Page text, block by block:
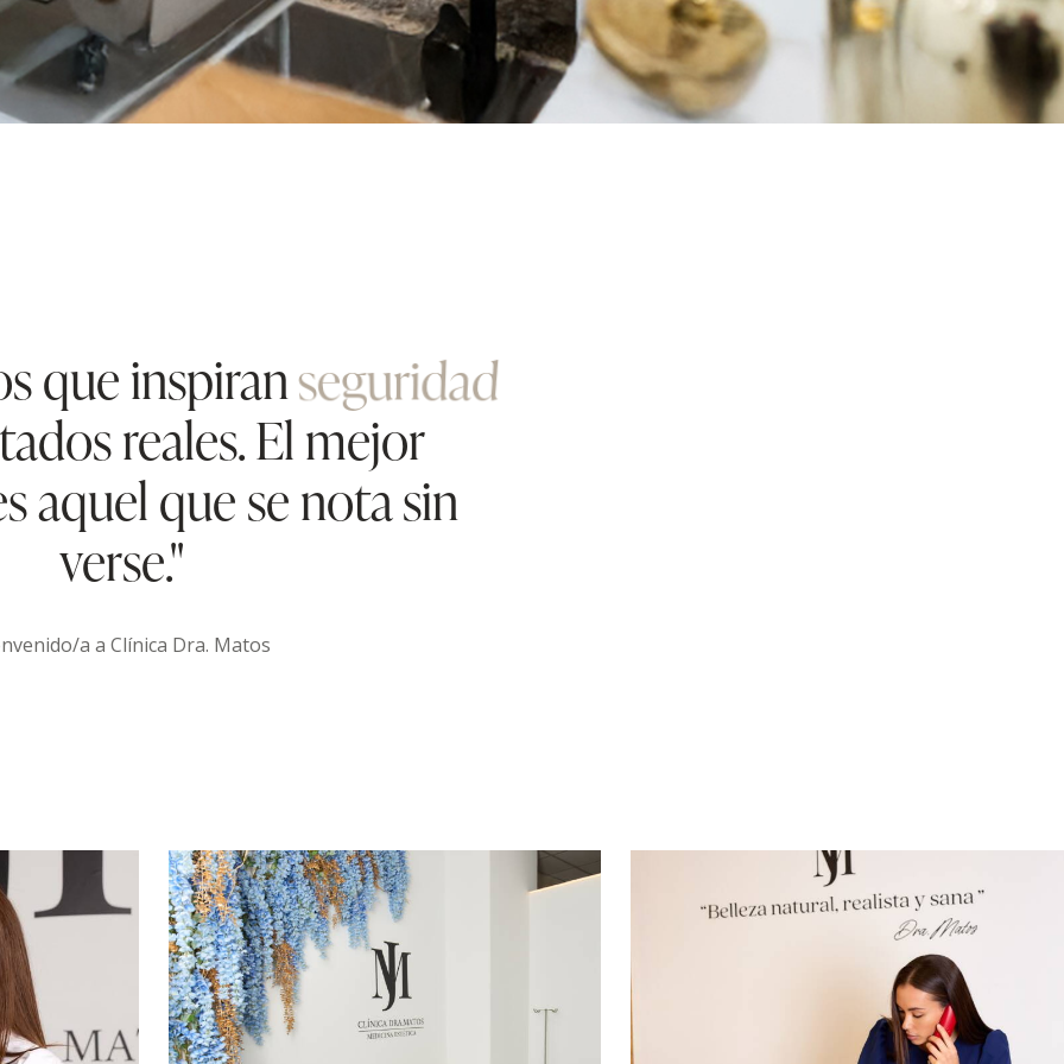
que inspiranarmonía
reales. El mejor
aquel que se nota sin
verse.''
a a Clínica Dra. Matos